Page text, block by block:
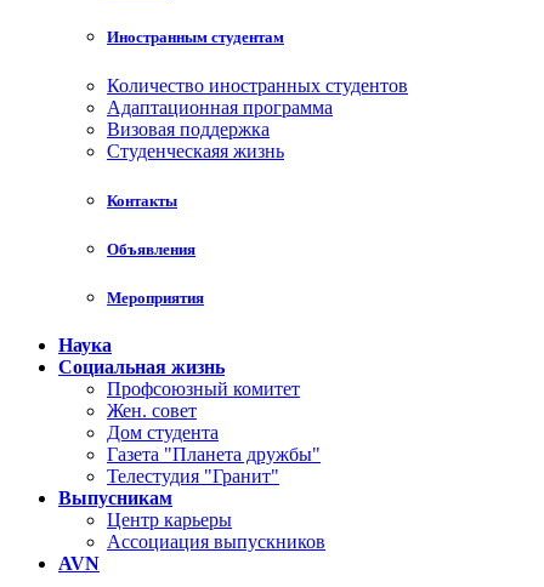
Иностранным студентам
Количество иностранных студентов
Адаптационная программа
Визовая поддержка
Студенческаяя жизнь
Контакты
Объявления
Мероприятия
Наука
Социальная жизнь
Профсоюзный комитет
Жен. совет
Дом студента
Газета "Планета дружбы"
Телестудия "Гранит"
Выпусникам
Центр карьеры
Ассоциация выпускников
AVN